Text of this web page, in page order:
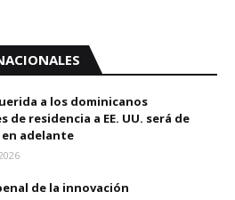
a los dominicanos
de residencia a EE. UU. será de
en adelante
de la innovación